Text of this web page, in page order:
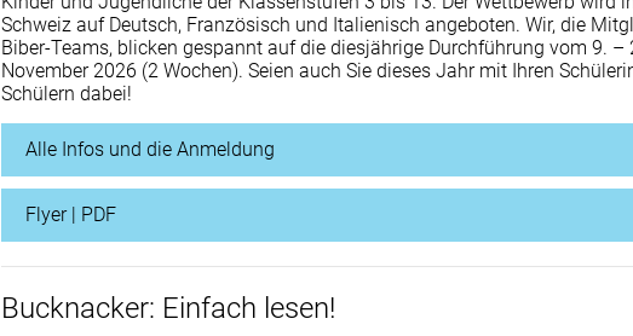
Schweiz auf Deutsch, Französisch und Italienisch angeboten. Wir, die
Biber-Teams, blicken gespannt auf die diesjährige Durchführung vom 9. –
November 2026 (2 Wochen). Seien auch Sie dieses Jahr mit Ihren
Schülern dabei!
Alle Infos und die Anmeldung
Flyer | PDF
Bucknacker: Einfach lesen!